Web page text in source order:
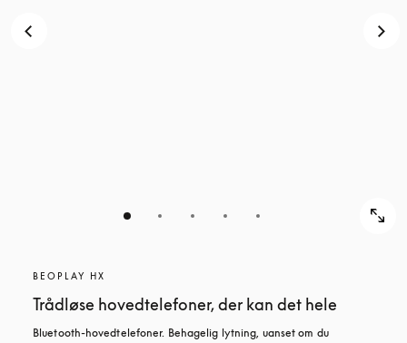
BEOPLAY HX
Trådløse hovedtelefoner, der kan det hele
Bluetooth-hovedtelefoner. Behagelig lytning, uanset om du